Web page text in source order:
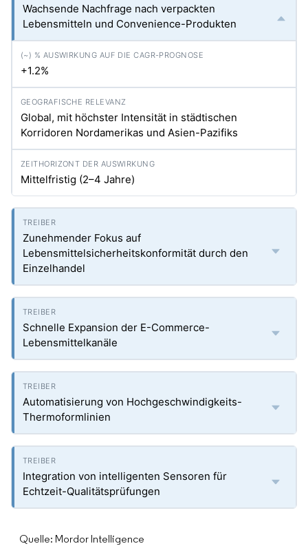
Wachsende Nachfrage nach verpackten
Lebensmitteln und Convenience-Produkten
+1.2%
Global, mit höchster Intensität in städtischen
Korridoren Nordamerikas und Asien-Pazifiks
Mittelfristig (2–4 Jahre)
Zunehmender Fokus auf
Lebensmittelsicherheitskonformität durch den
Einzelhandel
Schnelle Expansion der E-Commerce-
Lebensmittelkanäle
Automatisierung von Hochgeschwindigkeits-
Thermoformlinien
Integration von intelligenten Sensoren für
Echtzeit-Qualitätsprüfungen
Quelle: Mordor Intelligence